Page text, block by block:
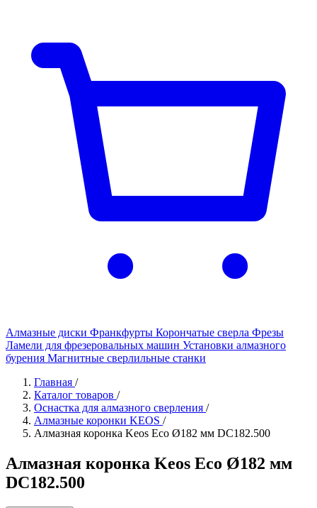
Алмазные диски Франкфурты Корончатые сверла Фрезы
Ламели для фрезеровальных машин Установки алмазного
бурения Магнитные сверлильные станки
Главная /
Каталог товаров /
Оснастка для алмазного сверления /
Алмазные коронки KEOS /
Алмазная коронка Keos Eco Ø182 мм DC182.500
Алмазная коронка Keos Eco Ø182 мм
DC182.500